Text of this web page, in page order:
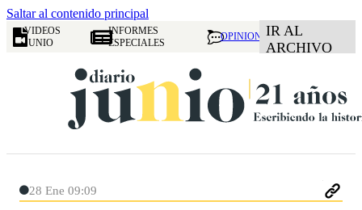
Saltar al contenido principal
VIDEOS
JUNIO
INFORMES
ESPECIALES
OPINION IR AL
ARCHIVO
28 Ene 09:09